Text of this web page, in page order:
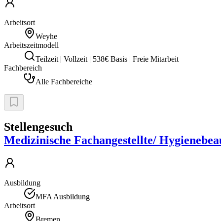
Arbeitsort
Weyhe
Arbeitszeitmodell
Teilzeit | Vollzeit | 538€ Basis | Freie Mitarbeit
Fachbereich
Alle Fachbereiche
Stellengesuch
Medizinische Fachangestellte/
Ausbildung
MFA Ausbildung
Arbeitsort